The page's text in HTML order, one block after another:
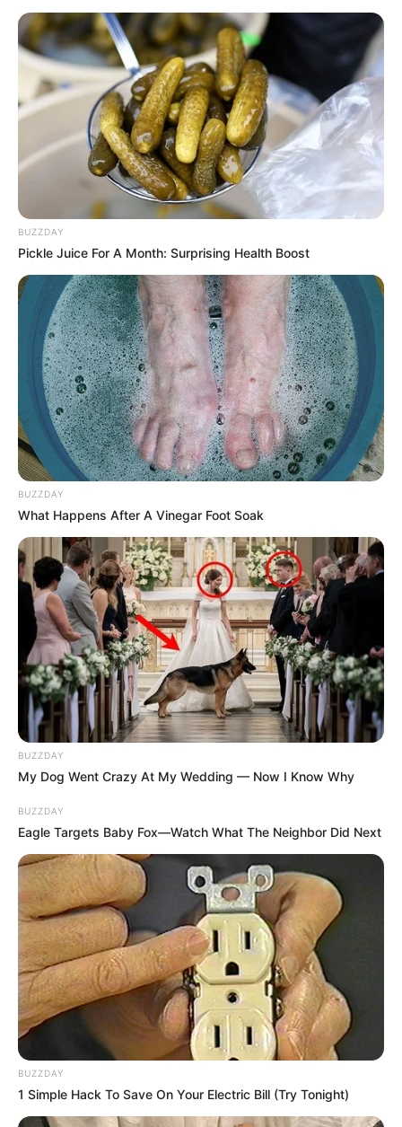
BUZZDAY
Pickle Juice For A Month: Surprising Health Boost
BUZZDAY
What Happens After A Vinegar Foot Soak
BUZZDAY
My Dog Went Crazy At My Wedding — Now I Know Why
BUZZDAY
Eagle Targets Baby Fox—Watch What The Neighbor Did Next
BUZZDAY
1 Simple Hack To Save On Your Electric Bill (Try Tonight)